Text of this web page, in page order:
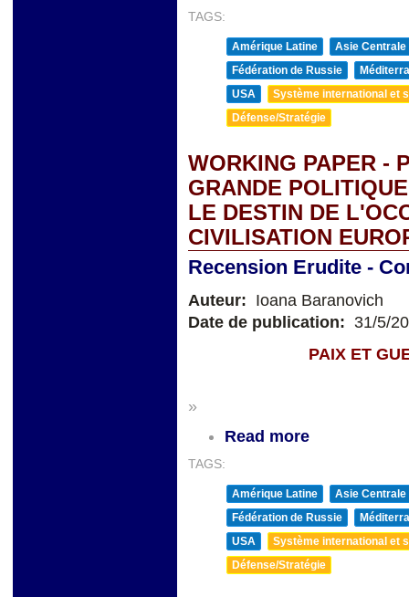
TAGS:
Amérique Latine
Asie Centrale
Fédération de Russie
USA
Système international et
Défense/Stratégie
WORKING PAPER -
GRANDE
LE DESTIN DE
CIVILISATION
Recension Erudite -
Auteur: Ioana Baranovich
Date de publication: 31/5/
PAIX ET GUERRE
»
Read more
TAGS:
Amérique Latine
Asie Centrale
Fédération de Russie
USA
Système international et
Défense/Stratégie